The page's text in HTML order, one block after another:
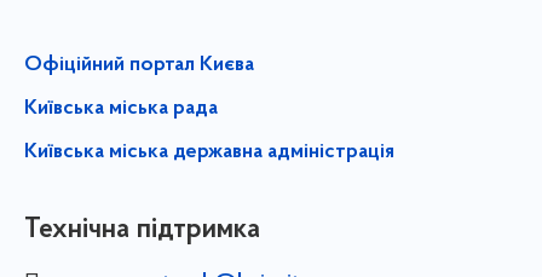
Офіційний портал Києва
Київська міська рада
Київська міська державна адміністрація
Технічна підтримка